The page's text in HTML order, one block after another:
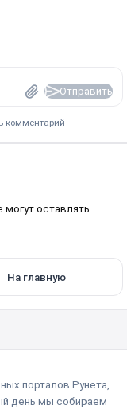
Отправить
комментарий
могут оставлять
На главную
порталов Рунета,
день мы собираем